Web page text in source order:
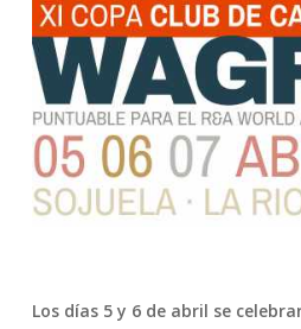
Los días 5 y 6 de abril se